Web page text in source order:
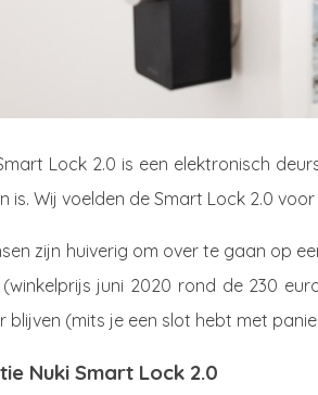
Lock 2.0 is een elektronisch
is. Wij voelden de Smart Lock 2.0
zijn huiverig om over te gaan op
juni 2020 rond de 230
blijven (mits je een slot hebt met
Nuki Smart Lock 2.0